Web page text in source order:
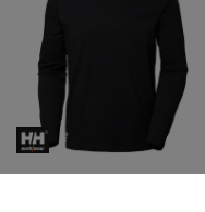
Helly Hansen Classic